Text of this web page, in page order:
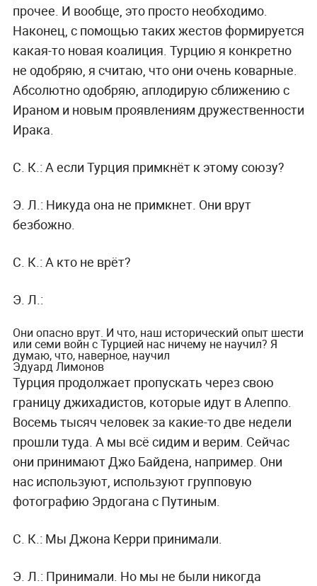
прочее. И вообще, это просто необходимо.
Наконец, с помощью таких жестов формируется
какая-то новая коалиция. Турцию я конкретно
не одобряю, я считаю, что они очень коварные.
Абсолютно одобряю, аплодирую сближению с
Ираном и новым проявлениям дружественности
Ирака.
С. К.: А если Турция примкнёт к этому союзу?
Э. Л.: Никуда она не примкнет. Они врут
безбожно.
С. К.: А кто не врёт?
Э. Л.:
Они опасно врут. И что, наш исторический опыт шести
или семи войн с Турцией нас ничему не научил? Я
думаю, что, наверное, научил
Эдуард Лимонов
Турция продолжает пропускать через свою
границу джихадистов, которые идут в Алеппо.
Восемь тысяч человек за какие-то две недели
прошли туда. А мы всё сидим и верим. Сейчас
они принимают Джо Байдена, например. Они
нас используют, используют групповую
фотографию Эрдогана с Путиным.
С. К.: Мы Джона Керри принимали.
Э. Л.: Принимали. Но мы не были никогда